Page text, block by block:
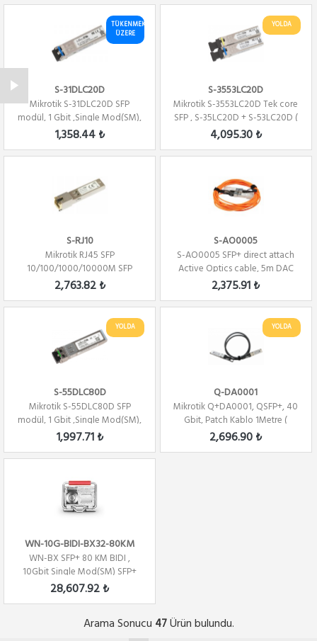
TÜKENMEK
ÜZERE
S-31DLC20D
Mikrotik S-31DLC20D SFP
modül, 1 Gbit ,Single Mod(SM),
1.25G,20km ...
1,358.44 ₺
YOLDA
S-3553LC20D
Mikrotik S-3553LC20D Tek core
SFP , S-35LC20D + S-53LC20D (
TX/RX ...
4,095.30 ₺
S-RJ10
Mikrotik RJ45 SFP
10/100/1000/10000M SFP
Portu Bakıra Dönüştürme M...
2,763.82 ₺
S-AO0005
S-AO0005 SFP+ direct attach
Active Optics cable, 5m DAC
2,375.91 ₺
YOLDA
S-55DLC80D
Mikrotik S-55DLC80D SFP
modül, 1 Gbit ,Single Mod(SM),
1.25G,80KM ...
1,997.71 ₺
YOLDA
Q-DA0001
Mikrotik Q+DA0001, QSFP+, 40
Gbit, Patch Kablo 1Metre (
Direct Att...
2,696.90 ₺
WN-10G-BIDI-BX32-80KM
WN-BX SFP+ 80 KM BIDI ,
10Gbit Single Mod(SM) SFP+
1330nm- TX/1270...
28,607.92 ₺
Arama Sonucu 47Ürün bulundu.